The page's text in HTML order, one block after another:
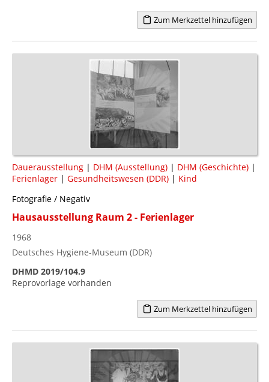
Zum Merkzettel hinzufügen
Dauerausstellung | DHM (Ausstellung) | DHM (Geschichte) |
Ferienlager | Gesundheitswesen (DDR) | Kind
Fotografie / Negativ
Hausausstellung Raum 2 - Ferienlager
1968
Deutsches Hygiene-Museum (DDR)
DHMD 2019/104.9
Reprovorlage vorhanden
Zum Merkzettel hinzufügen